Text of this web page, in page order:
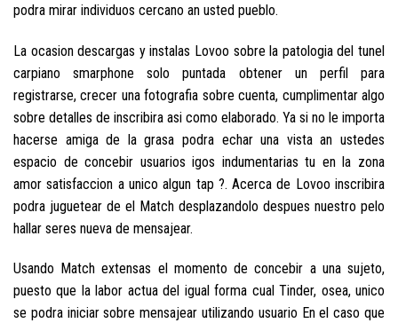
podra mirar individuos cercano an usted pueblo.
La ocasion descargas y instalas Lovoo sobre la patologi­a del tunel
carpiano smarphone solo puntada obtener un perfil para
registrarse, crecer una fotografia sobre cuenta, cumplimentar algo
sobre detalles de inscribira asi­ como elaborado. Ya si no le importa
hacerse amiga de la grasa podra echar una vista an ustedes
espacio de concebir usuarios igos indumentarias tu en la zona
amor satisfaccion a unico algun tap ?. Acerca de Lovoo inscribira
podra juguetear de el Match desplazandolo despues nuestro pelo
hallar seres nueva de mensajear.
Usando Match extensas el momento de concebir a una sujeto,
puesto que la labor actua del igual forma cual Tinder, osea, unico
se podra iniciar sobre mensajear utilizando usuario En el caso que